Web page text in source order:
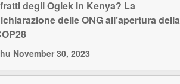
degli Ogiek in Kenya? La
delle ONG all’apertura della
November 30, 2023